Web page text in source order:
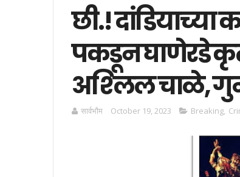
छी.! दांडियाच्या
पकडून घाणेरडे
अश्‍लिल चाळे,
सार्वभाैम October 19, 2023 Breaking,